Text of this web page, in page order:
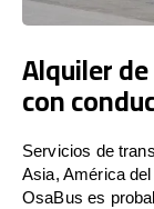
Alquiler
con
Servicios de
Asia, América
OsaBus es